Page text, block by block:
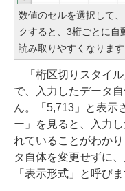
数値のセルを選択して
クすると、3桁ごとに自
読み取りやすくなります
「桁区切りスタイル
で、入力したデータ
ん。「5,713」と表示
ー」を見ると、入力
れていることがわか
タ自体を変更せずに
「表示形式」と呼びま